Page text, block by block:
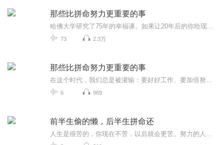
那些比拼命努力更重要的事
73 2.3万
那些比拼命努力更重要的事
6 969
前半生偷的懒，后半生拼命还